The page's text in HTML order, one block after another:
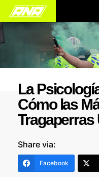
La
Cómo las
Tragaperras
Share via:
Facebook